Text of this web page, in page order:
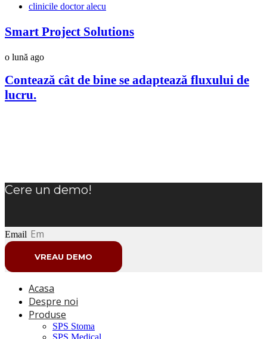
clinicile doctor alecu
Smart Project Solutions
o lună ago
Contează cât de bine se adaptează fluxului de
lucru.
Cere un demo!
Email
VREAU DEMO
Acasa
Despre noi
Produse
SPS Stoma